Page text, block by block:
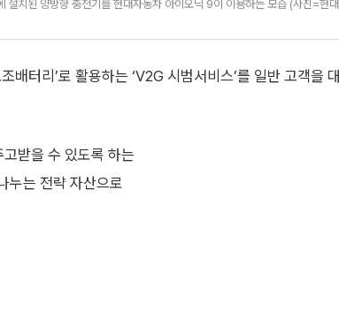
치된 양방향 충전기를 현대자동차 아이오닉 9이 이용하는 모습 (사진=현대
터리’로 활용하는 ‘V2G 시범서비스’를 일반 고객을 대
받을 수 있도록 하는
누는 전략 자산으로